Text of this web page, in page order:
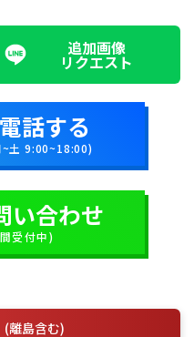
追加画像
リクエスト
話する
~土 9:00~18:00)
い合わせ
受付中)
(離島含む)